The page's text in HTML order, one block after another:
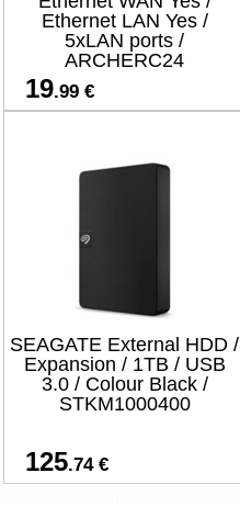
Ethernet LAN Yes /
5xLAN ports /
ARCHERC24
19.99 €
SEAGATE External HDD /
Expansion / 1TB / USB
3.0 / Colour Black /
STKM1000400
125.74 €